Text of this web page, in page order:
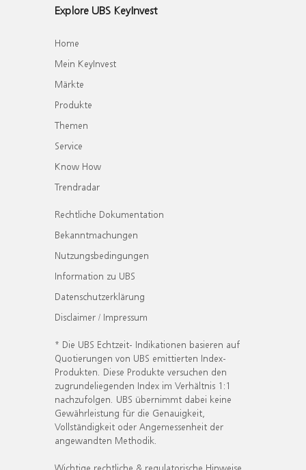
Explore UBS KeyInvest
Home
Mein KeyInvest
Märkte
Produkte
Themen
Service
Know How
Trendradar
Rechtliche Dokumentation
Bekanntmachungen
Nutzungsbedingungen
Information zu UBS
Datenschutzerklärung
Disclaimer / Impressum
* Die UBS Echtzeit- Indikationen basieren auf
Quotierungen von UBS emittierten Index-
Produkten. Diese Produkte versuchen den
zugrundeliegenden Index im Verhältnis 1:1
nachzufolgen. UBS übernimmt dabei keine
Gewährleistung für die Genauigkeit,
Vollständigkeit oder Angemessenheit der
angewandten Methodik.